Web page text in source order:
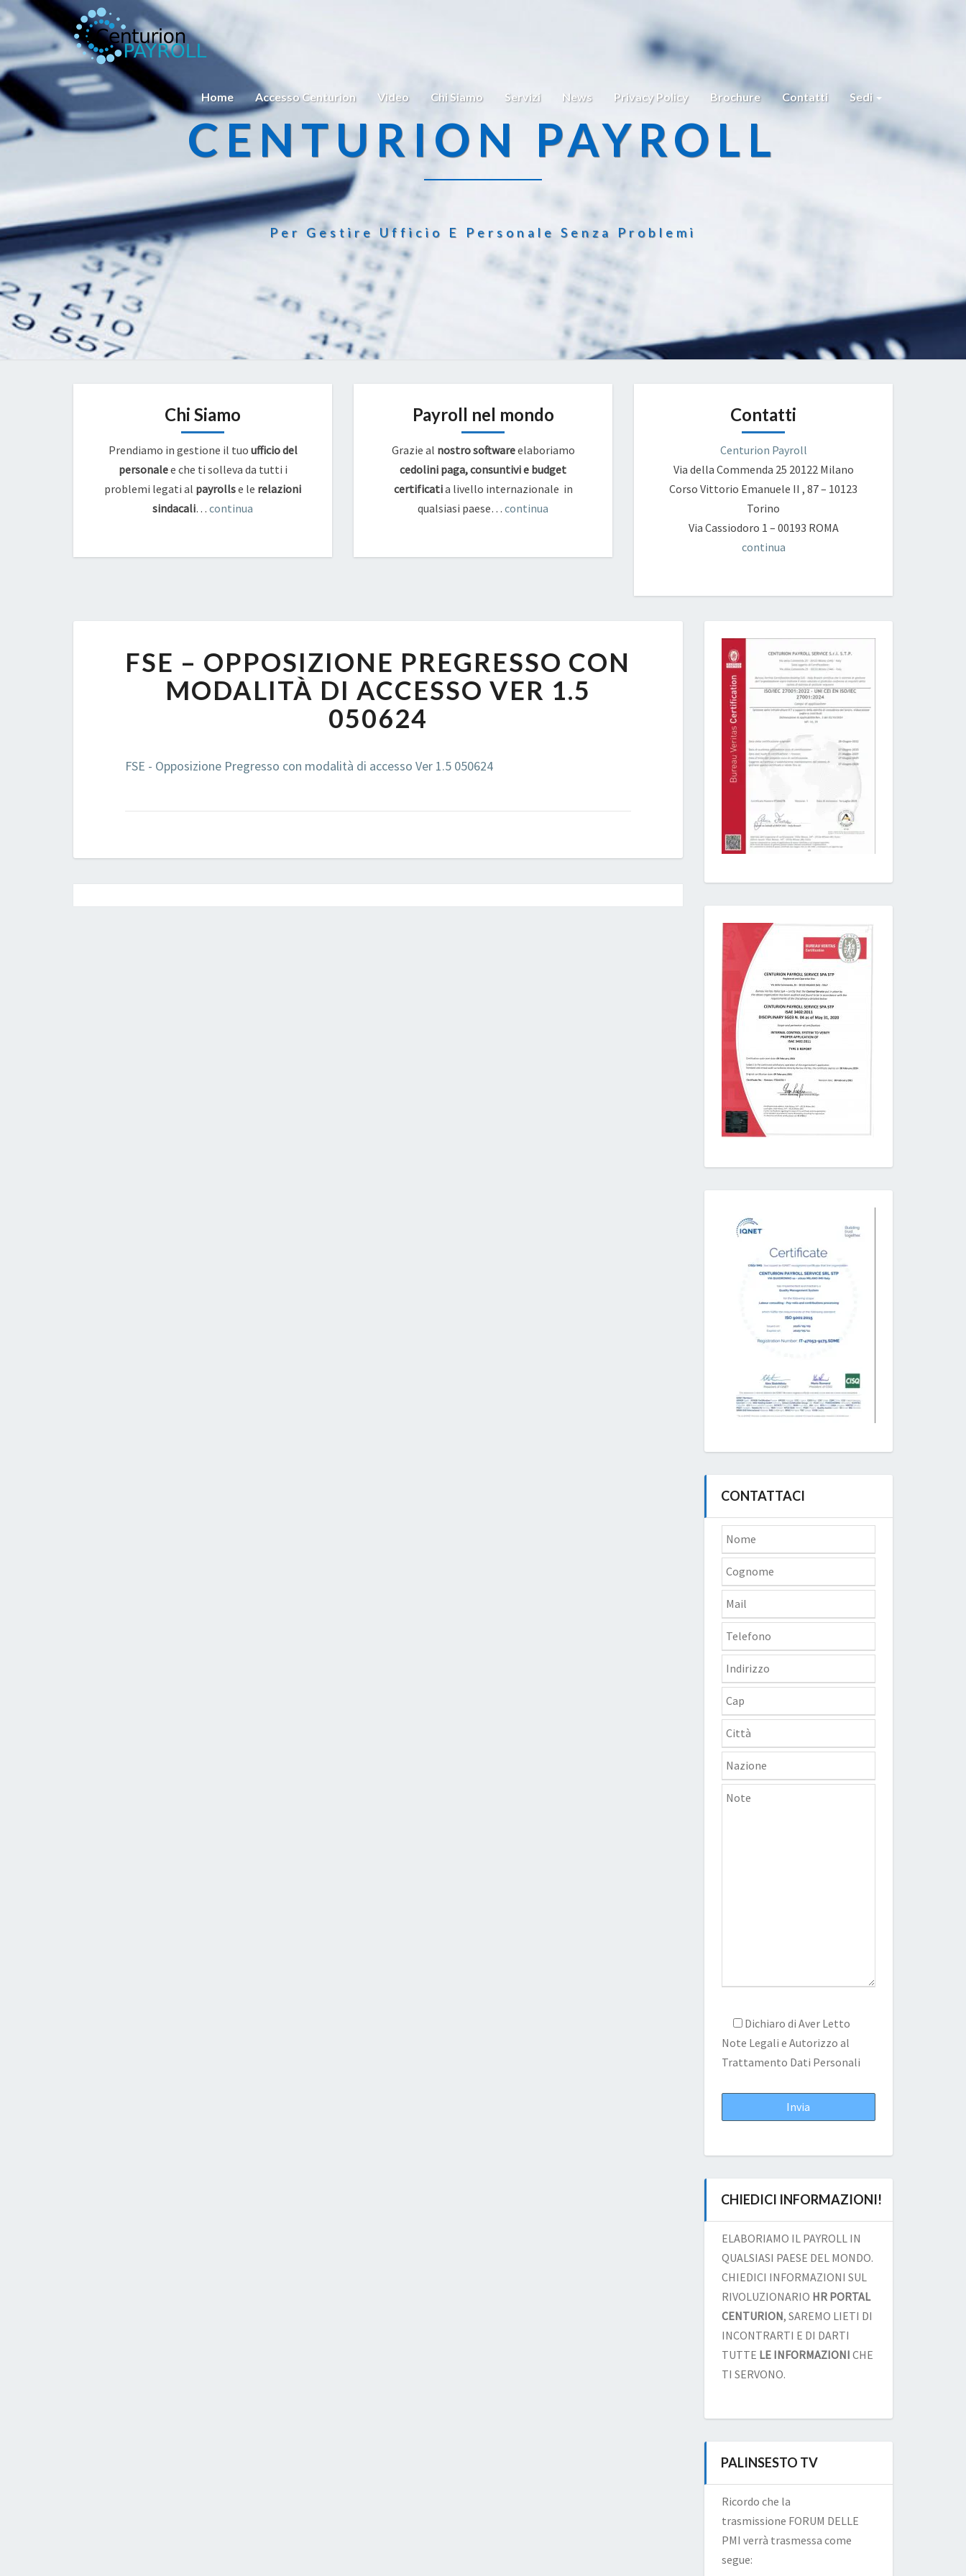
Home Accesso Centurion Video Chi Siamo Servizi News Privacy Policy Brochure Contatti Sedi
CENTURION PAYROLL
Per Gestire Ufficio E Personale Senza Problemi
Chi Siamo
Prendiamo in gestione il tuo ufficio del
personalee che ti solleva da tutti i
problemi legati al payrollse le relazioni
sindacali… continua
Payroll nel mondo
Grazie al nostro softwareelaboriamo
cedolini paga, consuntivi e budget
certificatia livello internazionale in
qualsiasi paese… continua
Contatti
Centurion Payroll
Via della Commenda 25 20122 Milano
Corso Vittorio Emanuele II , 87 – 10123
Torino
Via Cassiodoro 1 – 00193 ROMA
continua
–
OPPOSIZIONE
PREGRESSO
CON
MODALITÀ
ACCESSO
FSE – OPPOSIZIONE PREGRESSO CON
MODALITÀ DI ACCESSO VER 1.5
050624
FSE - Opposizione Pregresso con modalità di accesso Ver 1.5 050624
CONTATTACI
Dichiaro di Aver Letto
Note Legali e Autorizzo al
Trattamento Dati Personali
CHIEDICI INFORMAZIONI!
ELABORIAMO IL PAYROLL IN
QUALSIASI PAESE DEL MONDO.
CHIEDICI INFORMAZIONI SUL
RIVOLUZIONARIO HR PORTAL
CENTURION, SAREMO LIETI DI
INCONTRARTI E DI DARTI
TUTTE LE INFORMAZIONI CHE
TI SERVONO.
PALINSESTO TV
Ricordo che la
trasmissione FORUM DELLE
PMI verrà trasmessa come
segue: